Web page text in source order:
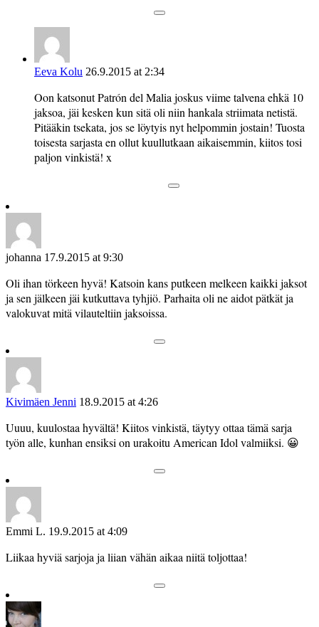
Eeva Kolu 26.9.2015 at 2:34
Oon katsonut Patrón del Malia joskus viime talvena ehkä 10
jaksoa, jäi kesken kun sitä oli niin hankala striimata netistä.
Pitääkin tsekata, jos se löytyis nyt helpommin jostain! Tuosta
toisesta sarjasta en ollut kuullutkaan aikaisemmin, kiitos tosi
paljon vinkistä! x
johanna 17.9.2015 at 9:30
Oli ihan törkeen hyvä! Katsoin kans putkeen melkeen kaikki jaksot
ja sen jälkeen jäi kutkuttava tyhjiö. Parhaita oli ne aidot pätkät ja
valokuvat mitä vilauteltiin jaksoissa.
Kivimäen Jenni 18.9.2015 at 4:26
Uuuu, kuulostaa hyvältä! Kiitos vinkistä, täytyy ottaa tämä sarja
työn alle, kunhan ensiksi on urakoitu American Idol valmiiksi. 😀
Emmi L. 19.9.2015 at 4:09
Liikaa hyviä sarjoja ja liian vähän aikaa niitä toljottaa!